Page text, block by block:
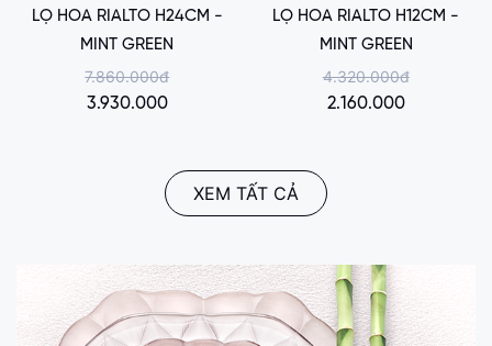
LỌ HOA RIALTO H24CM -
MINT GREEN
7.860.000đ
3.930.000
LỌ HOA RIALTO H12CM -
MINT GREEN
4.320.000đ
2.160.000
XEM TẤT CẢ